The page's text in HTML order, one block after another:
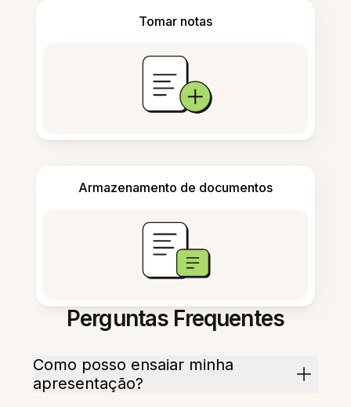
Tomar notas
Armazenamento de documentos
Perguntas Frequentes
Como posso ensaiar minha
apresentação?